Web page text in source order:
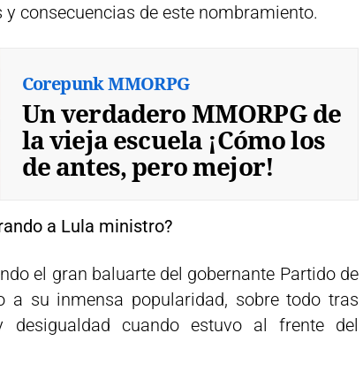
consecuencias de este nombramiento.
Corepunk MMORPG
Un verdadero MMORPG de
la vieja escuela ¡Cómo los
de antes, pero mejor!
a Lula ministro?
el gran baluarte del gobernante Partido de
a su inmensa popularidad, sobre todo tras
cuando estuvo al frente del